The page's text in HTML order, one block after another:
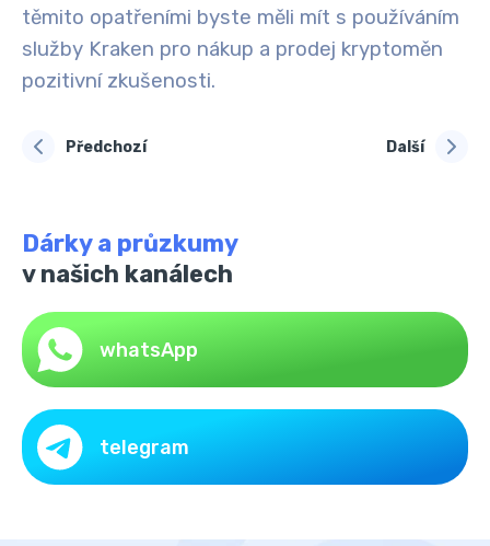
těmito opatřeními byste měli mít s používáním
služby Kraken pro nákup a prodej kryptoměn
pozitivní zkušenosti.
Předchozí Další
Dárky a průzkumy
v našich kanálech
whatsApp
telegram